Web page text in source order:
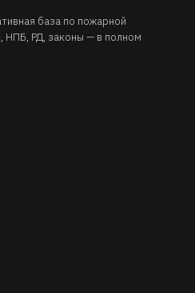
база по пожарной
НПБ, РД, законы — в полном